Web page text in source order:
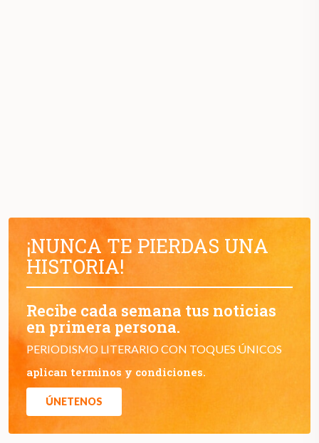
¡NUNCA TE PIERDAS UNA
HISTORIA!
Recibe cada semana tus noticias
en primera persona.
PERIODISMO LITERARIO CON TOQUES ÚNICOS
aplican terminos y condiciones.
ÚNETENOS